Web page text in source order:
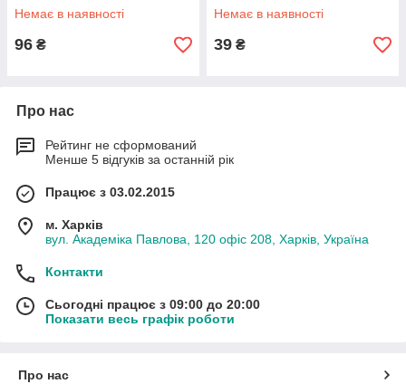
Немає в наявності
96 ₴
Немає в наявності
39 ₴
Про нас
Рейтинг не сформований
Менше 5 відгуків за останній рік
Працює з 03.02.2015
м. Харків
вул. Академіка Павлова, 120 офіс 208, Харків, Україна
Контакти
Сьогодні працює з 09:00 до 20:00
Показати весь графік роботи
Про нас